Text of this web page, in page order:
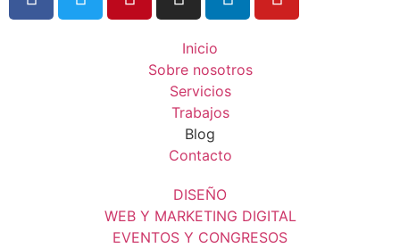
Inicio
Sobre nosotros
Servicios
Trabajos
Blog
Contacto
DISEÑO
WEB Y MARKETING DIGITAL
EVENTOS Y CONGRESOS